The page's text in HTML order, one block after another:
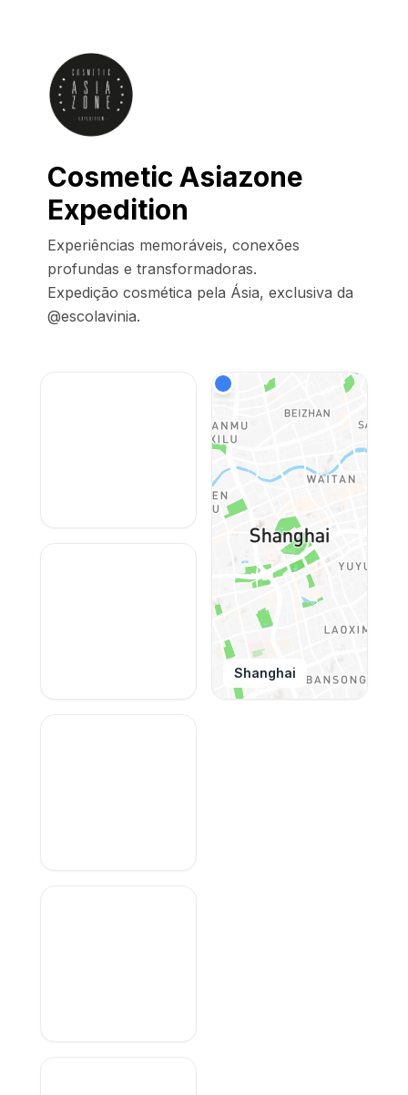
Cosmetic Asiazone
Expedition
Experiências memoráveis, conexões
profundas e transformadoras.
Expedição cosmética pela Ásia, exclusiva da
@escolavinia.
Shanghai